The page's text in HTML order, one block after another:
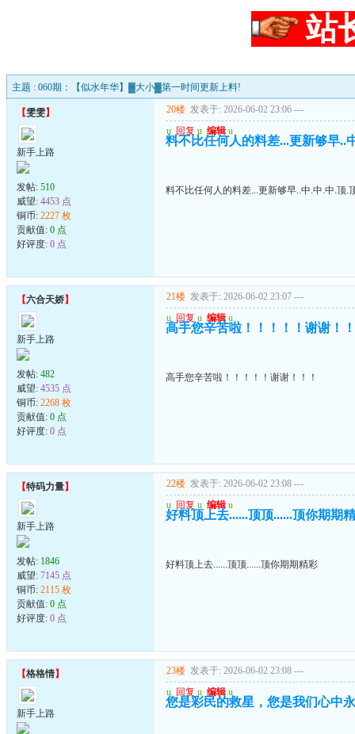
站
主题 : 060期：【似水年华】▓大小▓第一时间更新上料!
【雯雯】
新手上路
发帖: 510
威望: 4453 点
铜币: 2227 枚
贡献值: 0 点
好评度: 0 点
20楼 发表于: 2026-06-02 23:06 ---
u 回复 u 编辑 u
料不比任何人的料差...更新够早..
料不比任何人的料差...更新够早..中.中.中.顶.
【六合天娇】
新手上路
发帖: 482
威望: 4535 点
铜币: 2268 枚
贡献值: 0 点
好评度: 0 点
21楼 发表于: 2026-06-02 23:07 ---
u 回复 u 编辑 u
高手您辛苦啦！！！！！谢谢！
高手您辛苦啦！！！！！谢谢！！！
【特码力量】
新手上路
发帖: 1846
威望: 7145 点
铜币: 2115 枚
贡献值: 0 点
好评度: 0 点
22楼 发表于: 2026-06-02 23:08 ---
u 回复 u 编辑 u
好料顶上去......顶顶......顶你期期
好料顶上去......顶顶......顶你期期精彩
【格格情】
新手上路
23楼 发表于: 2026-06-02 23:08 ---
u 回复 u 编辑 u
您是彩民的救星，您是我们心中